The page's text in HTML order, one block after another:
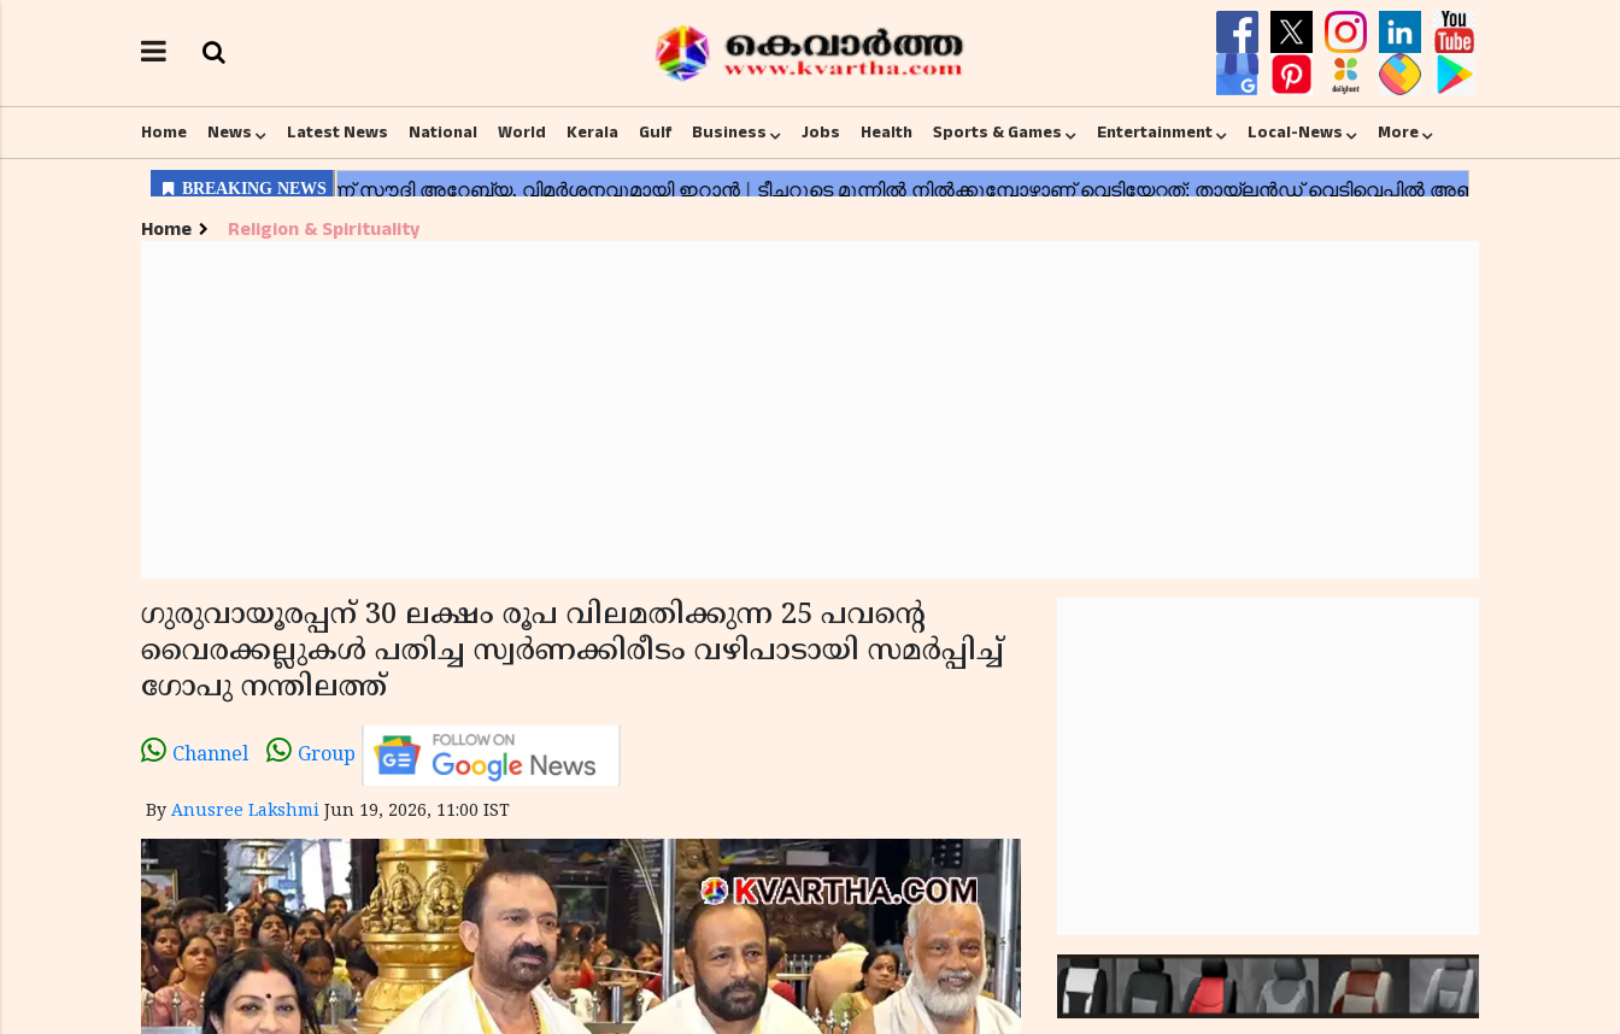
Home News Latest News National World Kerala Gulf Business Jobs Health Sports & Games Entertainment Local-News More
Home Religion & Spirituality
ഗുരുവായൂരപ്പന് 30 ലക്ഷം രൂപ വിലമതിക്കുന്ന 25 പവൻ്റെ
വൈരക്കല്ലുകൾ പതിച്ച സ്വർണക്കിരീടം വഴിപാടായി സമർപ്പിച്ച്
ഗോപു നന്തിലത്ത്
Channel Group
By Anusree Lakshmi Jun 19, 2026, 11:00 IST